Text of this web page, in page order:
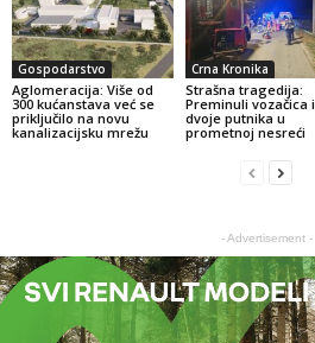
Gospodarstvo
Aglomeracija: Više od
300 kućanstava već se
priključilo na novu
kanalizacijsku mrežu
Crna Kronika
Strašna tragedija:
Preminuli vozačica i
dvoje putnika u
prometnoj nesreći
- Advertisement -